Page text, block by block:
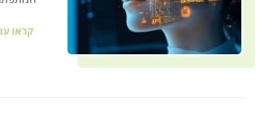
קראו